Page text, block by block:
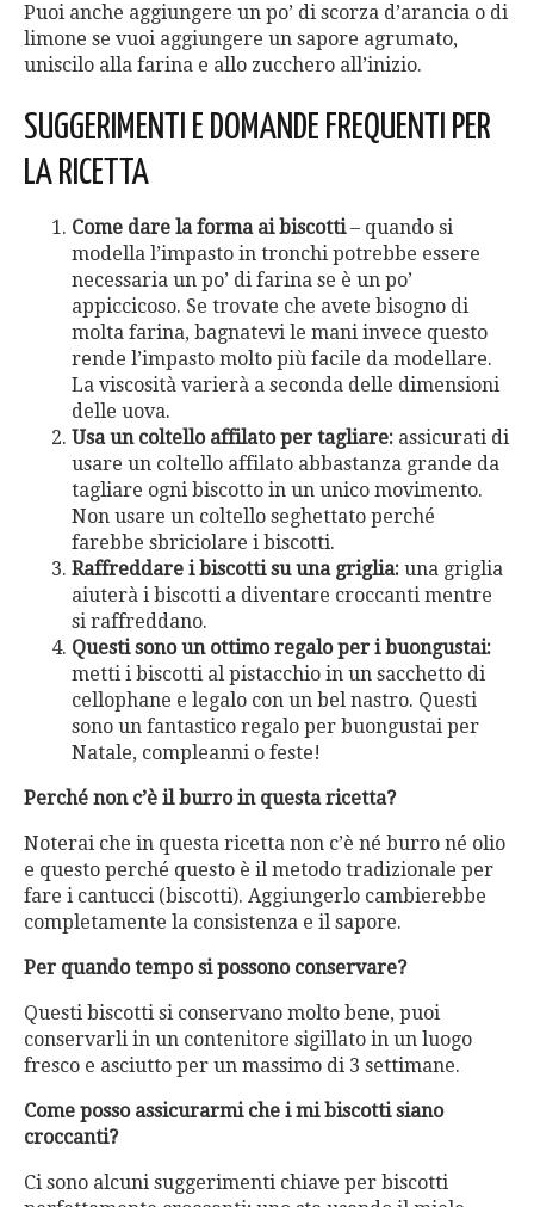
Puoi anche aggiungere un po’ di scorza d’arancia o di
limone se vuoi aggiungere un sapore agrumato,
uniscilo alla farina e allo zucchero all’inizio.
SUGGERIMENTI E DOMANDE FREQUENTI PER
LA RICETTA
Come dare la forma ai biscotti– quando si
modella l’impasto in tronchi potrebbe essere
necessaria un po’ di farina se è un po’
appiccicoso. Se trovate che avete bisogno di
molta farina, bagnatevi le mani invece questo
rende l’impasto molto più facile da modellare.
La viscosità varierà a seconda delle dimensioni
delle uova.
Usa un coltello affilato per tagliare: assicurati di
usare un coltello affilato abbastanza grande da
tagliare ogni biscotto in un unico movimento.
Non usare un coltello seghettato perché
farebbe sbriciolare i biscotti.
Raffreddare i biscotti su una griglia: una griglia
aiuterà i biscotti a diventare croccanti mentre
si raffreddano.
Questi sono un ottimo regalo per i buongustai:
metti i biscotti al pistacchio in un sacchetto di
cellophane e legalo con un bel nastro. Questi
sono un fantastico regalo per buongustai per
Natale, compleanni o feste!
Perché non c’è il burro in questa ricetta?
Noterai che in questa ricetta non c’è né burro né olio
e questo perché questo è il metodo tradizionale per
fare i cantucci (biscotti). Aggiungerlo cambierebbe
completamente la consistenza e il sapore.
Per quando tempo si possono conservare?
Questi biscotti si conservano molto bene, puoi
conservarli in un contenitore sigillato in un luogo
fresco e asciutto per un massimo di 3 settimane.
Come posso assicurarmi che i mi biscotti siano
croccanti?
Ci sono alcuni suggerimenti chiave per biscotti